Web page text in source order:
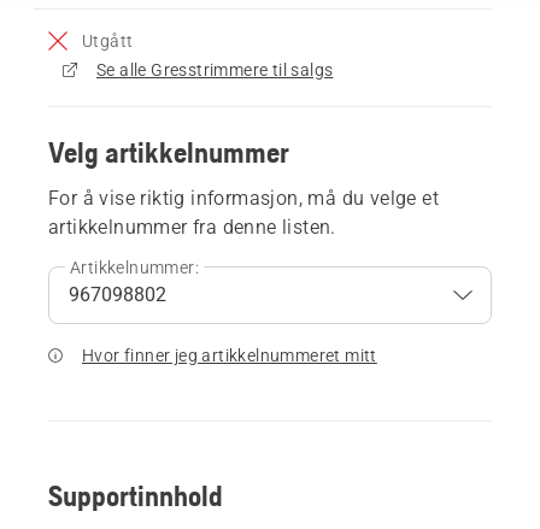
Utgått
Se alle Gresstrimmere til salgs
Velg artikkelnummer
For å vise riktig informasjon, må du velge et
artikkelnummer fra denne listen.
Artikkelnummer:
Hvor finner jeg artikkelnummeret mitt
Supportinnhold